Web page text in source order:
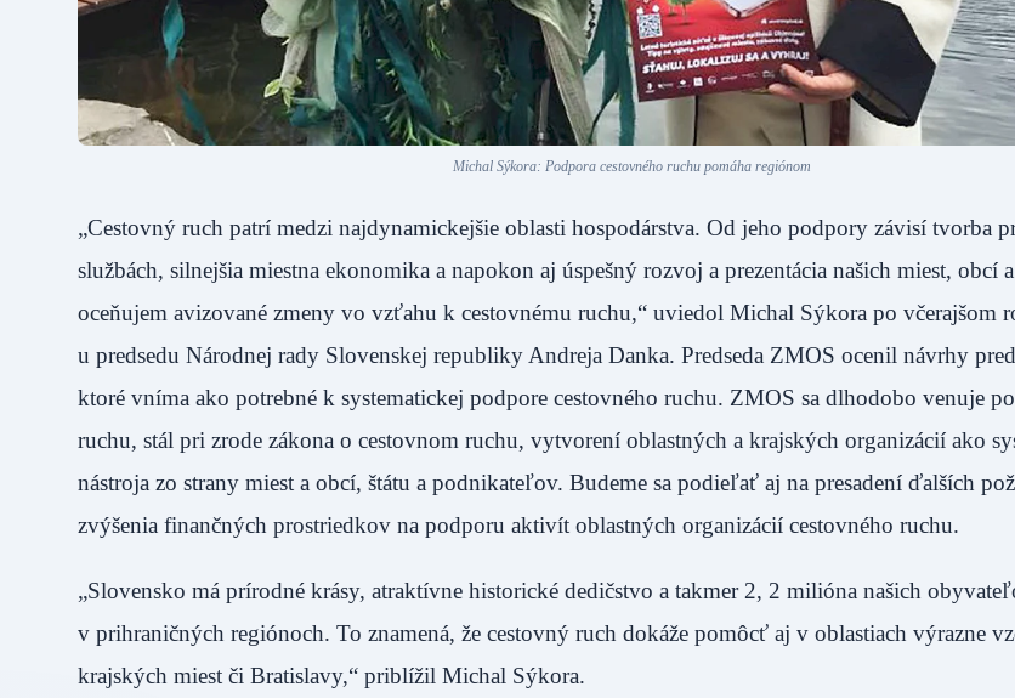
Michal Sýkora: Podpora cestovného ruchu pomáha regiónom
„Cestovný ruch patrí medzi najdynamickejšie oblasti hospodárstva. Od jeho podpory závisí tvorba
službách, silnejšia miestna ekonomika a napokon aj úspešný rozvoj a prezentácia našich miest, obcí
oceňujem avizované zmeny vo vzťahu k cestovnému ruchu,“ uviedol Michal Sýkora po včerajšom
u predsedu Národnej rady Slovenskej republiky Andreja Danka. Predseda ZMOS ocenil návrhy
ktoré vníma ako potrebné k systematickej podpore cestovného ruchu. ZMOS sa dlhodobo venuje
ruchu, stál pri zrode zákona o cestovnom ruchu, vytvorení oblastných a krajských organizácií ako
nástroja zo strany miest a obcí, štátu a podnikateľov. Budeme sa podieľať aj na presadení ďalších
zvýšenia finančných prostriedkov na podporu aktivít oblastných organizácií cestovného ruchu.
„Slovensko má prírodné krásy, atraktívne historické dedičstvo a takmer 2, 2 milióna našich
v prihraničných regiónoch. To znamená, že cestovný ruch dokáže pomôcť aj v oblastiach výrazne
krajských miest či Bratislavy,“ priblížil Michal Sýkora.